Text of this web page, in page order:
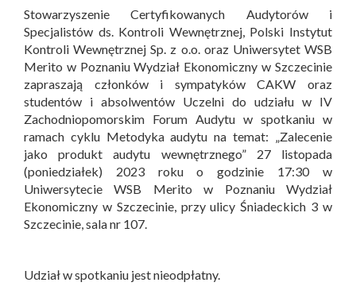
Stowarzyszenie Certyfikowanych Audytorów i
Specjalistów ds. Kontroli Wewnętrznej, Polski Instytut
Kontroli Wewnętrznej Sp. z o.o. oraz Uniwersytet WSB
Merito w Poznaniu Wydział Ekonomiczny w Szczecinie
zapraszają członków i sympatyków CAKW oraz
studentów i absolwentów Uczelni do udziału w IV
Zachodniopomorskim Forum Audytu w spotkaniu w
ramach cyklu Metodyka audytu na temat: „Zalecenie
jako produkt audytu wewnętrznego” 27 listopada
(poniedziałek) 2023 roku o godzinie 17:30 w
Uniwersytecie WSB Merito w Poznaniu Wydział
Ekonomiczny w Szczecinie, przy ulicy Śniadeckich 3 w
Szczecinie, sala nr 107.
Udział w spotkaniu jest nieodpłatny.